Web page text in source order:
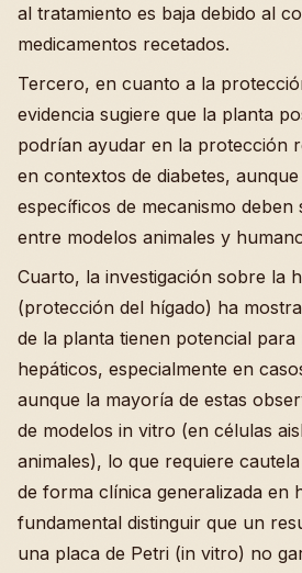
al tratamiento es baja debido al
medicamentos recetados.
Tercero, en cuanto a la
evidencia sugiere que la planta
podrían ayudar en la protección
en contextos de diabetes,
específicos de mecanismo deben
entre modelos animales y
Cuarto, la investigación sobre la
(protección del hígado) ha
de la planta tienen potencial para
hepáticos, especialmente en
aunque la mayoría de estas
de modelos in vitro (en células
animales), lo que requiere
de forma clínica generalizada en
fundamental distinguir que un
una placa de Petri (in vitro) no